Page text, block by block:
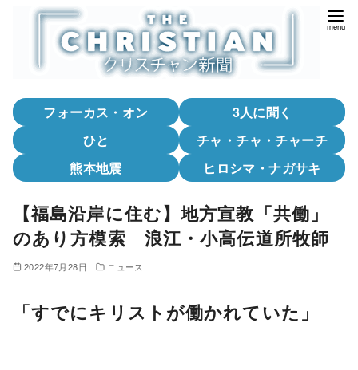
フォーカス・オン
3人に聞く
ひと
チャ・チャ・チャーチ
熊本地震
ヒロシマ・ナガサキ
【福島沿岸に住む】地方宣教「共働」
のあり方模索 浪江・小高伝道所牧師
2022年7月28日 ニュース
「すでにキリストが働かれていた」